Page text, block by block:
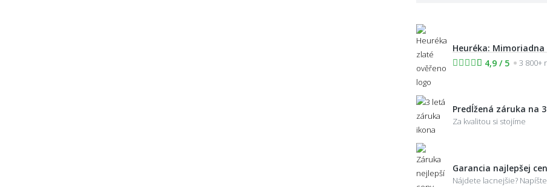
Heuréka:
4,9 / 5
3 800+
Predĺžená záruka na
Za kvalitou si stojíme
Garancia najlepšej
Nájdete lacnejšie?